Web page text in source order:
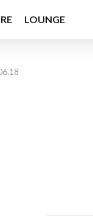
LOUNGE